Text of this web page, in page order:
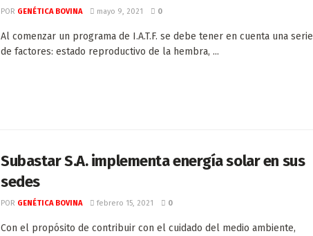
POR GENÉTICA BOVINA mayo 9, 2021 0
Al comenzar un programa de I.A.T.F. se debe tener en cuenta una serie
de factores: estado reproductivo de la hembra, ...
Subastar S.A. implementa energía solar en sus
sedes
POR GENÉTICA BOVINA febrero 15, 2021 0
Con el propósito de contribuir con el cuidado del medio ambiente,